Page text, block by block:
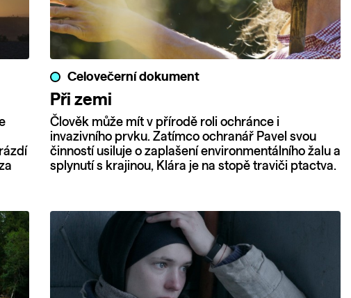
Celovečerní dokument
Při zemi
Člověk může mít v přírodě roli ochránce i
invazivního prvku. Zatímco ochranář Pavel svou
činností usiluje o zaplašení environmentálního žalu a
splynutí s krajinou, Klára je na stopě traviči ptactva.